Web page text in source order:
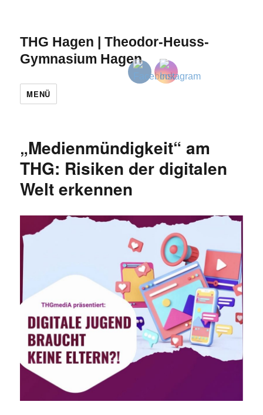
THG Hagen | Theodor-Heuss-
Gymnasium Hagen
MENÜ
„Medienmündigkeit“ am
THG: Risiken der digitalen
Welt erkennen